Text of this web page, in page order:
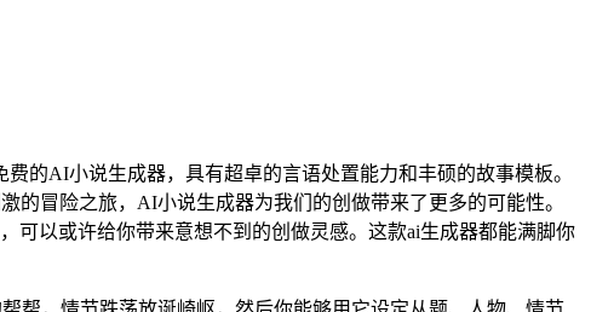
AI小说生成器，具有超卓的言语处置能力和丰硕的故事模板。
冒险之旅，AI小说生成器为我们的创做带来了更多的可能性。
可以或许给你带来意想不到的创做灵感。这款ai生成器都能满脚你